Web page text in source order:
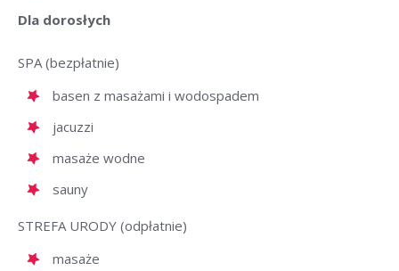
Dla dorosłych
SPA (bezpłatnie)
basen z masażami i wodospadem
jacuzzi
masaże wodne
sauny
STREFA URODY (odpłatnie)
masaże